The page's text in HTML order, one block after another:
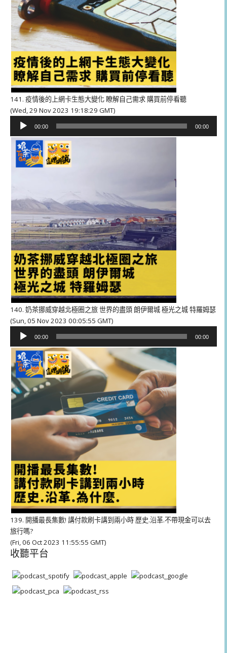
141. 疫情後的上網卡生態大變化 瞭解自己需求 購買前停看聽
(Wed, 29 Nov 2023 19:18:29 GMT)
播
器
00:00 00:00
140. 奶茶挪威穿越北極圈之旅 世界的盡頭 朗伊爾城 極光之城 特羅姆瑟
(Sun, 05 Nov 2023 00:05:55 GMT)
播
放
器
00:00 00:00
139. 開播最長集數! 講付款刷卡講到兩小時 歷史.沿革.不帶現金可以去
旅行嗎?
(Fri, 06 Oct 2023 11:55:55 GMT)
收聽平台